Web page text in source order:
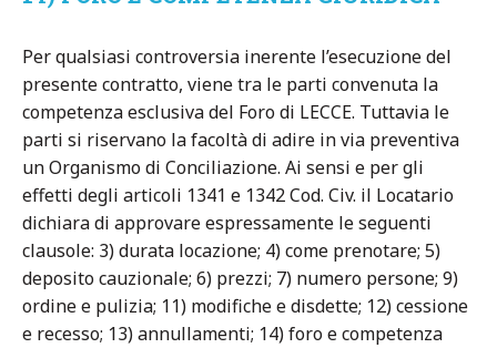
Per qualsiasi controversia inerente l’esecuzione del
presente contratto, viene tra le parti convenuta la
competenza esclusiva del Foro di LECCE. Tuttavia le
parti si riservano la facoltà di adire in via preventiva
un Organismo di Conciliazione. Ai sensi e per gli
effetti degli articoli 1341 e 1342 Cod. Civ. il Locatario
dichiara di approvare espressamente le seguenti
clausole: 3) durata locazione; 4) come prenotare; 5)
deposito cauzionale; 6) prezzi; 7) numero persone; 9)
ordine e pulizia; 11) modifiche e disdette; 12) cessione
e recesso; 13) annullamenti; 14) foro e competenza